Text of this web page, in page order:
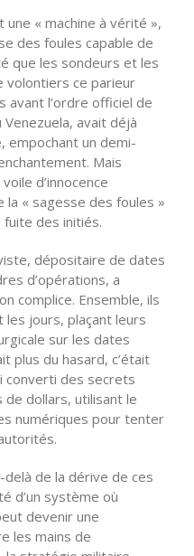
« machine à vérité »,
des foules capable de
que les sondeurs et les
volontiers ce parieur
avant l’ordre officiel de
avait déjà
empochant un demi-
Mais
d’innocence
« sagesse des foules »
fuite des initiés.
dépositaire de dates
d’opérations, a
complice. Ensemble, ils
jours, plaçant leurs
sur les dates
plus du hasard, c’était
converti des secrets
de dollars, utilisant le
numériques pour tenter
delà de la dérive de ces
d’un système où
devenir une
les mains de